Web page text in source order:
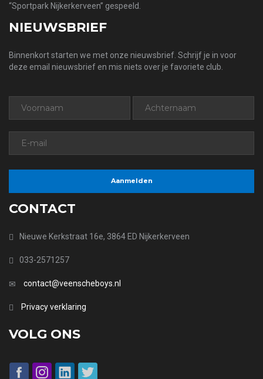
“Sportpark Nijkerkerveen” gespeeld.
NIEUWSBRIEF
Binnenkort starten we met onze nieuwsbrief. Schrijf je in voor
deze email nieuwsbrief en mis niets over je favoriete club.
CONTACT
Nieuwe Kerkstraat 16e, 3864 ED Nijkerkerveen
033-2571257
contact@veenscheboys.nl
Privacy verklaring
VOLG ONS